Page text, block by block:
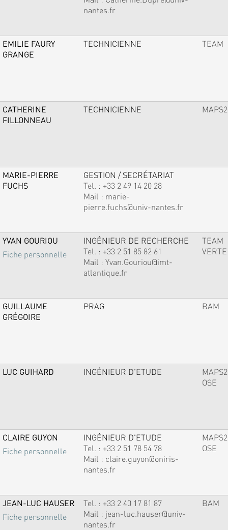
nantes.fr
EMILIE FAURY
GRANGE
TECHNICIENNE TEAM
CATHERINE
FILLONNEAU
TECHNICIENNE MAPS2
MARIE-PIERRE
FUCHS
GESTION / SECRÉTARIAT
Tel. : +33 2 49 14 20 28
Mail : marie-
pierre.fuchs@univ-nantes.fr
YVAN GOURIOU
Fiche personnelle
INGÉNIEUR DE RECHERCHE
Tel. : +33 2 51 85 82 61
Mail : Yvan.Gouriou@imt-
atlantique.fr
TEAM
VERTE
GUILLAUME
GRÉGOIRE
PRAG BAM
LUC GUIHARD INGÉNIEUR D'ETUDE
MAPS2
OSE
CLAIRE GUYON
Fiche personnelle
INGÉNIEUR D'ETUDE
Tel. : +33 2 51 78 54 78
Mail : claire.guyon@oniris-
nantes.fr
MAPS2
OSE
JEAN-LUC HAUSER
Fiche personnelle
Tel. : +33 2 40 17 81 87
Mail : jean-luc.hauser@univ-
nantes.fr
BAM